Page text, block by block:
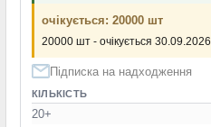
очікується: 20000 шт
20000 шт - очікується 30.09.2026
Підписка на надходження
КІЛЬКІСТЬ
20+